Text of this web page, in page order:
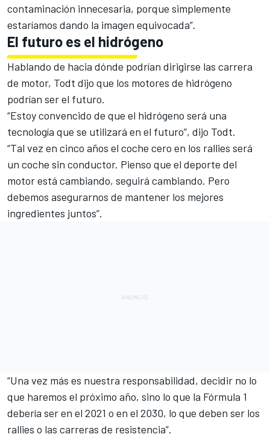
contaminación innecesaria, porque simplemente
estaríamos dando la imagen equivocada”.
El futuro es el hidrógeno
Hablando de hacia dónde podrían dirigirse las carrera
de motor, Todt dijo que los motores de hidrógeno
podrían ser el futuro.
“Estoy convencido de que el hidrógeno será una
tecnología que se utilizará en el futuro”, dijo Todt.
“Tal vez en cinco años el coche cero en los rallies será
un coche sin conductor. Pienso que el deporte del
motor está cambiando, seguirá cambiando. Pero
debemos asegurarnos de mantener los mejores
ingredientes juntos”.
“Una vez más es nuestra responsabilidad, decidir no lo
que haremos el próximo año, sino lo que la Fórmula 1
debería ser en el 2021 o en el 2030, lo que deben ser los
rallies o las carreras de resistencia”.